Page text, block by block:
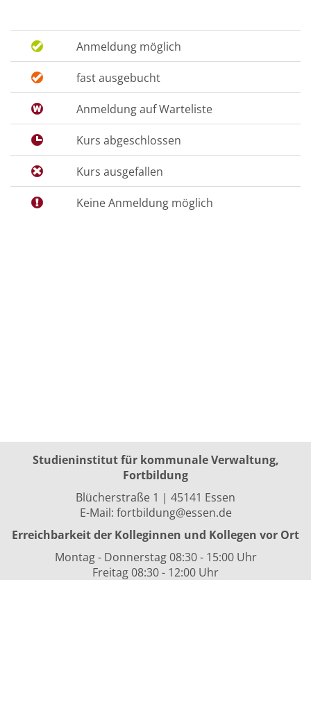
Anmeldung möglich
fast ausgebucht
Anmeldung auf Warteliste
Kurs abgeschlossen
Kurs ausgefallen
Keine Anmeldung möglich
Studieninstitut für kommunale Verwaltung,
Fortbildung
Blücherstraße 1 | 45141 Essen
E-Mail: fortbildung@essen.de
Erreichbarkeit der Kolleginnen und Kollegen vor Ort
Montag - Donnerstag 08:30 - 15:00 Uhr
Freitag 08:30 - 12:00 Uhr